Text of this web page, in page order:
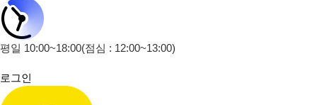
평일 10:00~18:00(점심 : 12:00~13:00)
로그인